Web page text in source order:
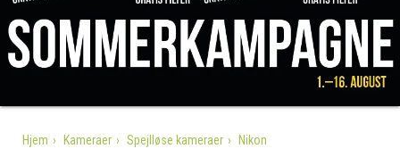
Hjem Kameraer Spejlløse kameraer Nikon